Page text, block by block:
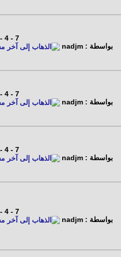
7 - 4 - 2024
بواسطة : nadjm
7 - 4 - 2024
بواسطة : nadjm
7 - 4 - 2024
بواسطة : nadjm
7 - 4 - 2024
بواسطة : nadjm